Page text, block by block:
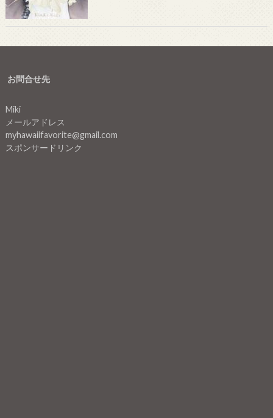
お問合せ先
Miki
メールアドレス
myhawaiifavorite@gmail.com
スポンサードリンク